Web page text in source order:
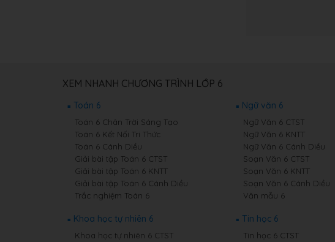
XEM NHANH CHƯƠNG TRÌNH LỚP 6
Toán 6
Toán 6 Chân Trời Sáng Tạo
Toán 6 Kết Nối Tri Thức
Toán 6 Cánh Diều
Giải bài tập Toán 6 CTST
Giải bài tập Toán 6 KNTT
Giải bài tập Toán 6 Cánh Diều
Trắc nghiệm Toán 6
Ngữ văn 6
Ngữ Văn 6 CTST
Ngữ Văn 6 KNTT
Ngữ Văn 6 Cánh Diều
Soạn Văn 6 CTST
Soạn Văn 6 KNTT
Soạn Văn 6 Cánh Diều
Văn mẫu 6
Khoa học tự nhiên 6
Khoa học tự nhiên 6 CTST
Tin học 6
Tin học 6 CTST